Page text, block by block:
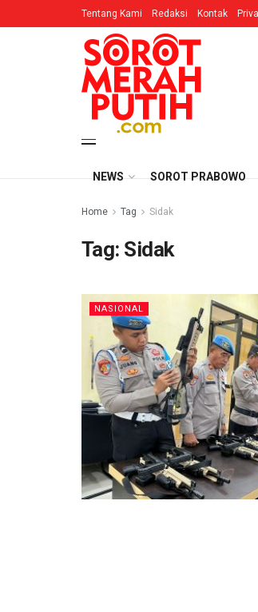
Tentang Kami Redaksi Kontak
NEWS SOROT PRABOWO
Home Tag Sidak
Tag: Sidak
NASIONAL